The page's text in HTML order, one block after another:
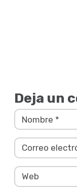
Deja un